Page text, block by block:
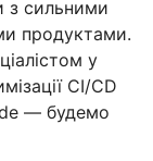
з сильними
продуктами.
у
CI/CD
— будемо